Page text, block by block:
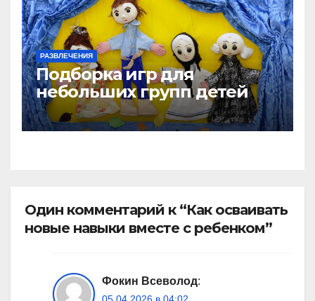
РАЗВЛЕЧЕНИЯ
Подборка игр для
небольших групп детей
Один комментарий к “Как осваивать
новые навыки вместе с ребенком”
Фокин Всеволод: